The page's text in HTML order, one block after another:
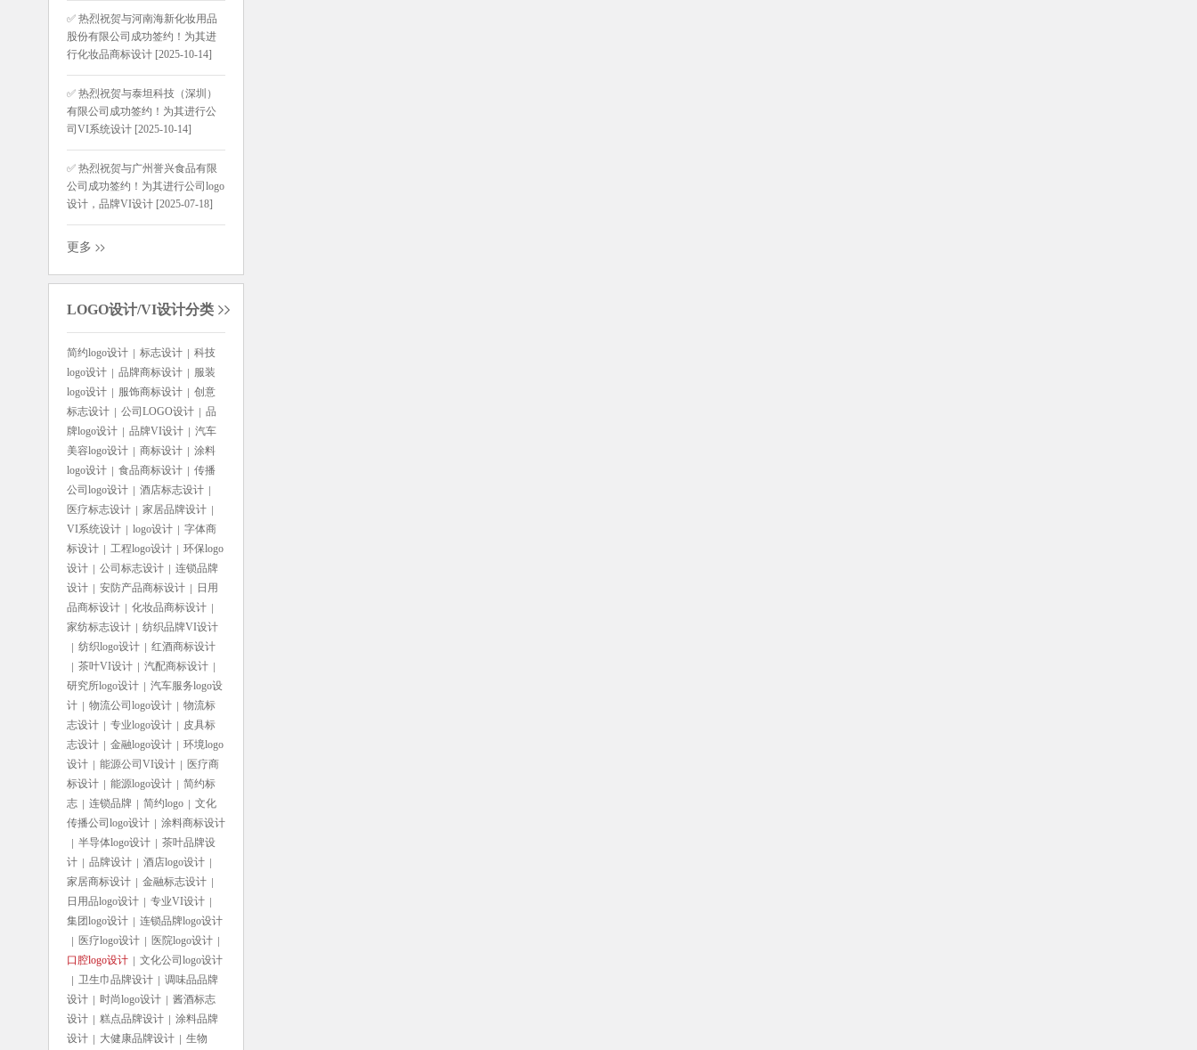
✅ 热烈祝贺与河南海新化妆用品
股份有限公司成功签约！为其进
行化妆品商标设计 [2025-10-14]
✅ 热烈祝贺与泰坦科技（深圳）
有限公司成功签约！为其进行公
司VI系统设计 [2025-10-14]
✅ 热烈祝贺与广州誉兴食品有限
公司成功签约！为其进行公司logo
设计，品牌VI设计 [2025-07-18]
更多
LOGO设计/VI设计分类
简约logo设计 标志设计
科技
logo设计
品牌商标设计
服装
logo设计
服饰商标设计
创意
标志设计
公司LOGO设计
品
牌logo设计
品牌VI设计
汽车
美容logo设计
商标设计
涂料
logo设计
食品商标设计
传播
公司logo设计
酒店标志设计
医疗标志设计
家居品牌设计
VI系统设计
logo设计
字体商
标设计
工程logo设计
环保logo
设计
公司标志设计
连锁品牌
设计
安防产品商标设计
日用
品商标设计
化妆品商标设计
家纺标志设计
纺织品牌VI设计
纺织logo设计
红酒商标设计
茶叶VI设计
汽配商标设计
研究所logo设计
汽车服务logo设
计
物流公司logo设计
物流标
志设计
专业logo设计
皮具标
志设计
金融logo设计
环境logo
设计
能源公司VI设计
医疗商
标设计
能源logo设计
简约标
志
连锁品牌 简约logo
文化
传播公司logo设计
涂料商标设计
半导体logo设计
茶叶品牌设
计
品牌设计
酒店logo设计
家居商标设计
金融标志设计
日用品logo设计
专业VI设计
集团logo设计
连锁品牌logo设计
医疗logo设计
医院logo设计
口腔logo设计
文化公司logo设计
卫生巾品牌设计
调味品品牌
设计
时尚logo设计
酱酒标志
设计
糕点品牌设计
涂料品牌
设计
大健康品牌设计
生物